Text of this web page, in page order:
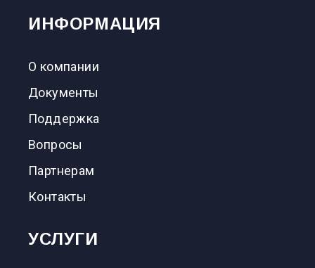
ИНФОРМАЦИЯ
О компании
Документы
Поддержка
Вопросы
Партнерам
Контакты
УСЛУГИ